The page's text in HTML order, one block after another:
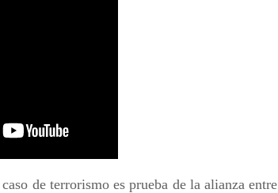
de terrorismo es prueba de la alianza entre